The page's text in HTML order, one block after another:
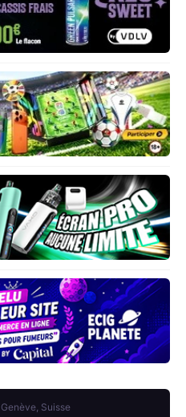
Genève, Suisse